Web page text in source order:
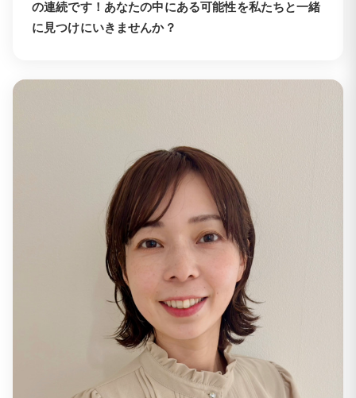
の連続です！あなたの中にある可能性を私たちと一緒
に見つけにいきませんか？